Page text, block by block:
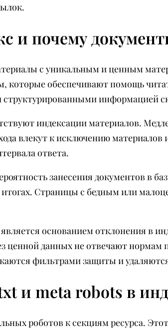
и почему
с уникальным и ценным
которые обеспечивают помощь
информацией
индексации материалов.
влекут к исключению
ответа.
занесения документов в
Страницы с бедным или
основанием отклонения в
ценной данных не отвечают
фильтрами защиты и
и meta robots в
роботов к секциям ресурса.